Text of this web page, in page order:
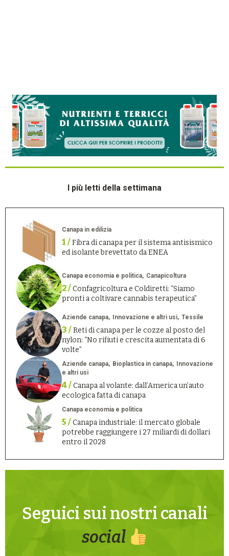
I più letti della settimana
Canapa in edilizia
1 /Fibra di canapa per il sistema antisismico
ed isolante brevettato da ENEA
Canapa economia e politica Canapicoltura
2 /Confagricoltura e Coldiretti: “Siamo
pronti a coltivare cannabis terapeutica”
Aziende canapa Innovazione e altri usi Tessile
3 /Reti di canapa per le cozze al posto del
nylon: “No rifiuti e crescita aumentata di 6
volte”
Aziende canapa Bioplastica in canapa
Innovazione
e altri usi
4 /Canapa al volante: dall’America un’auto
ecologica fatta di canapa
Canapa economia e politica
5 /Canapa industriale: il mercato globale
potrebbe raggiungere i 27 miliardi di dollari
entro il 2028
Seguici sui nostri canali
social